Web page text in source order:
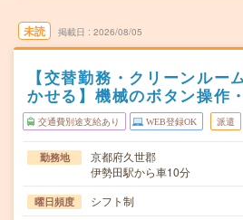
未読 掲載日 2026/08/05
【交替勤務・クリーンルー
かせる】機械のボタン操作
交通費別途支給あり WEB登録OK 派遣
勤務地
京都府久世郡
伊勢田駅から車10分
曜日頻度 シフト制